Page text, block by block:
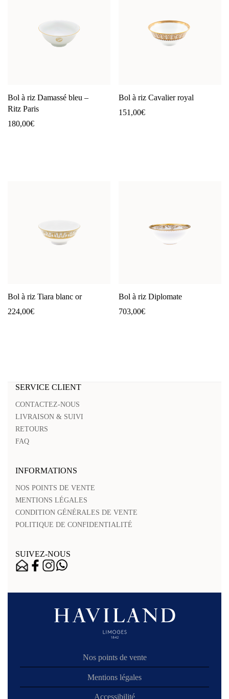
Bol à riz Damassé bleu –
Ritz Paris
180,00€
Bol à riz Cavalier royal
151,00€
Bol à riz Tiara blanc or
224,00€
Bol à riz Diplomate
703,00€
SERVICE CLIENT
CONTACTEZ-NOUS
LIVRAISON & SUIVI
RETOURS
FAQ
INFORMATIONS
NOS POINTS DE VENTE
MENTIONS LÉGALES
CONDITION GÉNÉRALES DE VENTE
POLITIQUE DE CONFIDENTIALITÉ
SUIVEZ-NOUS
Nos points de vente
Mentions légales
Accessibilité